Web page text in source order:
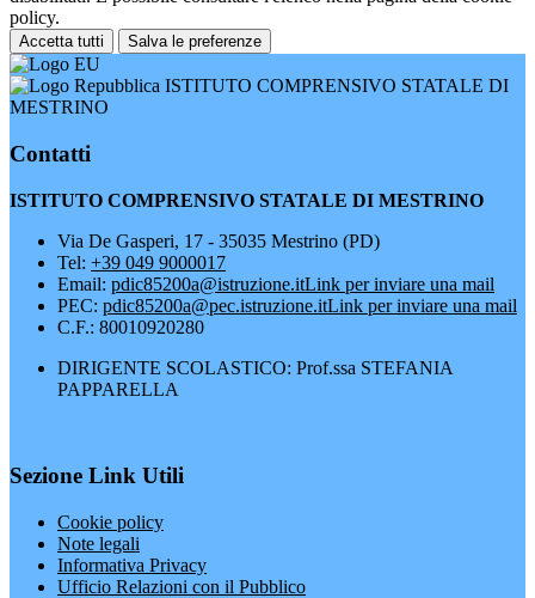
policy.
Accetta tutti Salva le preferenze
ISTITUTO COMPRENSIVO STATALE DI
MESTRINO
Contatti
ISTITUTO COMPRENSIVO STATALE DI MESTRINO
Via De Gasperi, 17 - 35035 Mestrino (PD)
Tel: +39 049 9000017
Email: pdic85200a@istruzione.itLink per inviare una mail
PEC: pdic85200a@pec.istruzione.itLink per inviare una mail
C.F.: 80010920280
DIRIGENTE SCOLASTICO: Prof.ssa STEFANIA
PAPPARELLA
Sezione Link Utili
Cookie policy
Note legali
Informativa Privacy
Ufficio Relazioni con il Pubblico